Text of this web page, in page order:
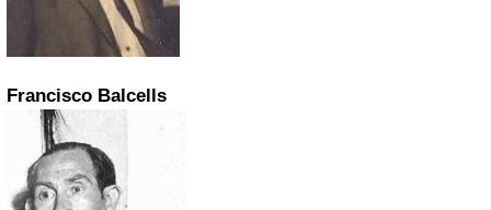
Francisco Balcells